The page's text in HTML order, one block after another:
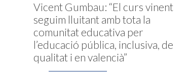
Vicent Gumbau: “El curs vinent
seguim lluitant amb tota la
comunitat educativa per
l’educació pública, inclusiva, de
qualitat i en valencià”